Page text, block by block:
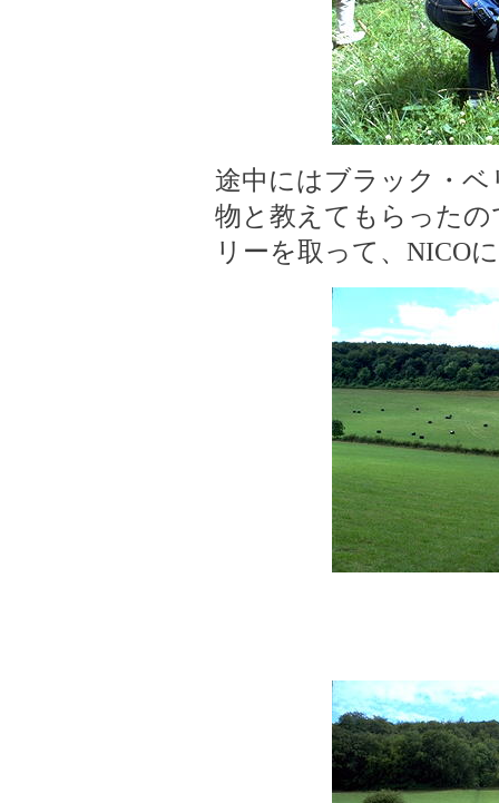
途中にはブラック・
物と教えてもらった
リーを取って、NICO